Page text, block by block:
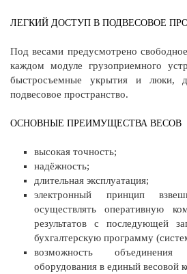
ЛЕГКИЙ ДОСТУП В ПОДВЕСОВОЕ
Под весами предусмотрено
каждом модуле грузоприемного
быстросъемные укрытия и люки,
подвесовое пространство.
ОСНОВНЫЕ ПРЕИМУЩЕСТВА ВЕСОВ
высокая точность;
надёжность;
длительная эксплуатация;
электронный принцип
осуществлять оперативную
результатов с последующей
бухгалтерскую программу
возможность
оборудования в единый весовой